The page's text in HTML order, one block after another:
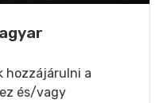
hozzájárulni a
és/vagy